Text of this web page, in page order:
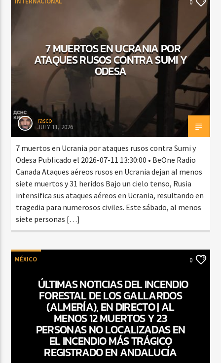
0
7 MUERTOS EN UCRANIA POR
ATAQUES RUSOS CONTRA SUMI Y
ODESA
rasco
JULY 11, 2026
7 muertos en Ucrania por ataques rusos contra Sumi y
Odesa Publicado el 2026-07-11 13:30:00 • BeOne Radio
Canada Ataques aéreos rusos en Ucrania dejan al menos
siete muertos y 31 heridos Bajo un cielo tenso, Rusia
intensifica sus ataques aéreos en Ucrania, resultando en
tragedia para numerosos civiles. Este sábado, al menos
siete personas […]
MÉXICO 0
ÚLTIMAS NOTICIAS DEL INCENDIO
FORESTAL DE LOS GALLARDOS
(ALMERÍA), EN DIRECTO | AL
MENOS 12 MUERTOS Y 23
PERSONAS NO LOCALIZADAS EN
EL INCENDIO MÁS TRÁGICO
REGISTRADO EN ANDALUCÍA